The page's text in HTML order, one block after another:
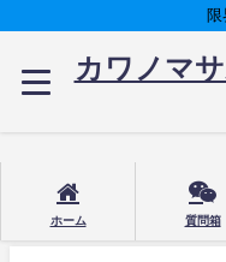
限
カワノマ
ホーム 質問箱